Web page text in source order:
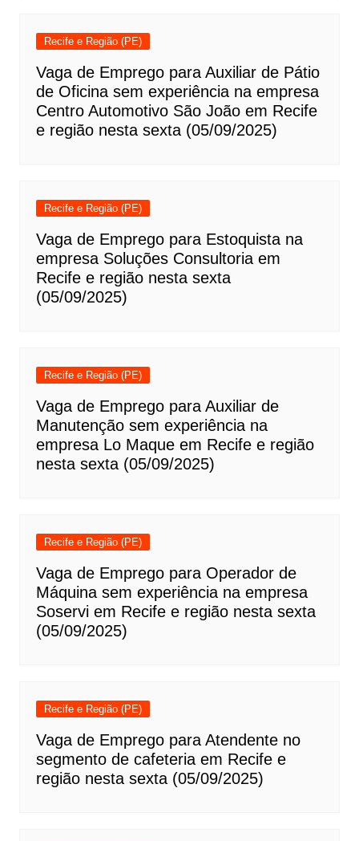
Recife e Região (PE)
Vaga de Emprego para Auxiliar de Pátio
de Oficina sem experiência na empresa
Centro Automotivo São João em Recife
e região nesta sexta (05/09/2025)
Recife e Região (PE)
Vaga de Emprego para Estoquista na
empresa Soluções Consultoria em
Recife e região nesta sexta
(05/09/2025)
Recife e Região (PE)
Vaga de Emprego para Auxiliar de
Manutenção sem experiência na
empresa Lo Maque em Recife e região
nesta sexta (05/09/2025)
Recife e Região (PE)
Vaga de Emprego para Operador de
Máquina sem experiência na empresa
Soservi em Recife e região nesta sexta
(05/09/2025)
Recife e Região (PE)
Vaga de Emprego para Atendente no
segmento de cafeteria em Recife e
região nesta sexta (05/09/2025)